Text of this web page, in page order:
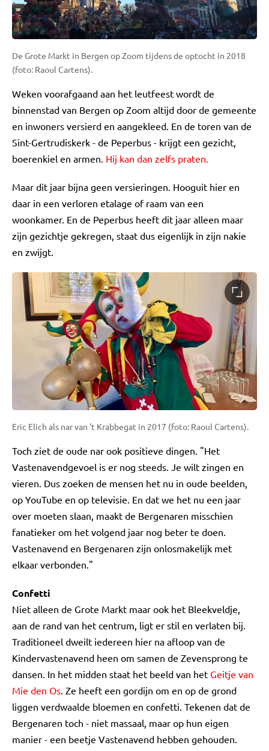
De Grote Markt in Bergen op Zoom tijdens de optocht in 2018
(foto: Raoul Cartens).
Weken voorafgaand aan het leutfeest wordt de
binnenstad van Bergen op Zoom altijd door de gemeente
en inwoners versierd en aangekleed. En de toren van de
Sint-Gertrudiskerk - de Peperbus - krijgt een gezicht,
boerenkiel en armen. Hij kan dan zelfs praten.
Maar dit jaar bijna geen versieringen. Hooguit hier en
daar in een verloren etalage of raam van een
woonkamer. En de Peperbus heeft dit jaar alleen maar
zijn gezichtje gekregen, staat dus eigenlijk in zijn nakie
en zwijgt.
Eric Elich als nar van 't Krabbegat in 2017 (foto: Raoul Cartens).
Toch ziet de oude nar ook positieve dingen. "Het
Vastenavendgevoel is er nog steeds. Je wilt zingen en
vieren. Dus zoeken de mensen het nu in oude beelden,
op YouTube en op televisie. En dat we het nu een jaar
over moeten slaan, maakt de Bergenaren misschien
fanatieker om het volgend jaar nog beter te doen.
Vastenavend en Bergenaren zijn onlosmakelijk met
elkaar verbonden."
Confetti
Niet alleen de Grote Markt maar ook het Bleekveldje,
aan de rand van het centrum, ligt er stil en verlaten bij.
Traditioneel dweilt iedereen hier na afloop van de
Kindervastenavend heen om samen de Zevensprong te
dansen. In het midden staat het beeld van het Geitje van
Mie den Os. Ze heeft een gordijn om en op de grond
liggen verdwaalde bloemen en confetti. Tekenen dat de
Bergenaren toch - niet massaal, maar op hun eigen
manier - een beetje Vastenavend hebben gehouden.